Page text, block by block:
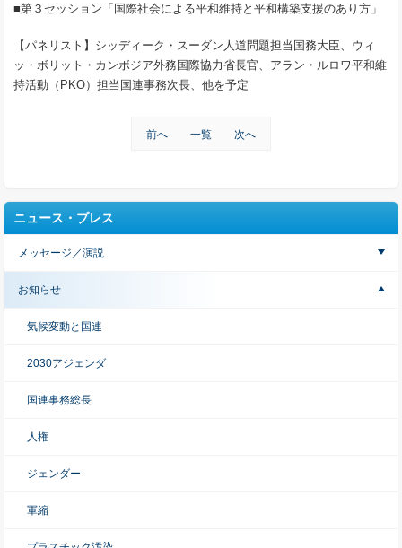
■第３セッション「国際社会による平和維持と平和構築支援のあり方」
【パネリスト】シッディーク・スーダン人道問題担当国務大臣、ウィ
ッ・ボリット・カンボジア外務国際協力省長官、アラン・ルロワ平和維
持活動（PKO）担当国連事務次長、他を予定
前へ 一覧 次へ
ニュース・プレス
メッセージ／演説
お知らせ
気候変動と国連
2030アジェンダ
国連事務総長
人権
ジェンダー
軍縮